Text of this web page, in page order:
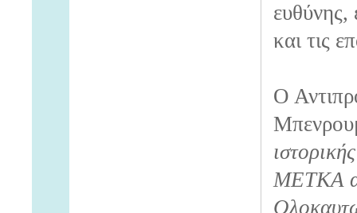
και τις
Ο
ΜΕΤΚΑ